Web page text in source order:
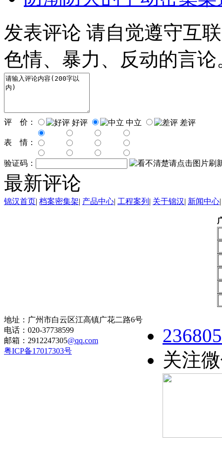
发表评论 请自觉遵守互
色情、暴力、反动的言论
评 价： 好评 中立 差评
表 情：
验证码：
最新评论
锦汉首页| 档案密集架| 产品中心| 工程案列 | 关于锦汉| 新闻中心
地址：广州市白云区江高镇广花二路6号
电话：020-37738599
邮箱：2912247305@qq.com
粤ICP备17017303号
关注